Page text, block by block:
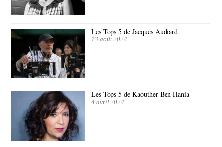
Les Tops 5 de Jacques Audiard
13 août 2024
Les Tops 5 de Kaouther Ben Hania
4 avril 2024